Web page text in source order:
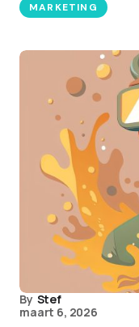
MARKETING
By Stef
maart 6, 2026